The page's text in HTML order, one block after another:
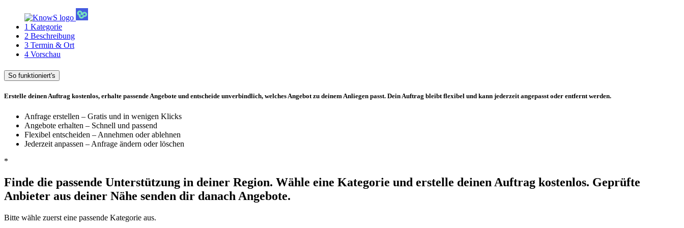
1 Kategorie
2 Beschreibung
3 Termin & Ort
4 Vorschau
So funktioniert's
Erstelle deinen Auftrag kostenlos, erhalte passende Angebote und entscheide unverbindlich, welches Angebot zu deinem Anliegen passt. Dein Auftrag bleibt flexibel und kann jederzeit angepasst oder entfernt werden.
Anfrage erstellen – Gratis und in wenigen Klicks
Angebote erhalten – Schnell und passend
Flexibel entscheiden – Annehmen oder ablehnen
Jederzeit anpassen – Anfrage ändern oder löschen
*
Finde die passende Unterstützung in deiner Region. Wähle eine Kategorie und erstelle deinen Auftrag kostenlos. Geprüfte
Anbieter aus deiner Nähe senden dir danach Angebote.
Bitte wähle zuerst eine passende Kategorie aus.